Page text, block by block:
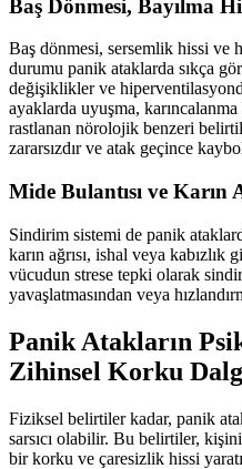
Baş Dönmesi, Bayılma
Baş dönmesi, sersemlik hissi ve
durumu panik ataklarda sıkça
değişiklikler ve
ayaklarda uyuşma,
rastlanan nörolojik benzeri
zararsızdır ve atak geçince
Mide Bulantısı ve Karın
Sindirim sistemi de panik
karın ağrısı, ishal veya
vücudun strese tepki olarak
yavaşlatmasından veya
Panik Atakların
Zihinsel Korku
Fiziksel belirtiler kadar, panik
sarsıcı olabilir. Bu belirtiler,
bir korku ve çaresizlik hissi